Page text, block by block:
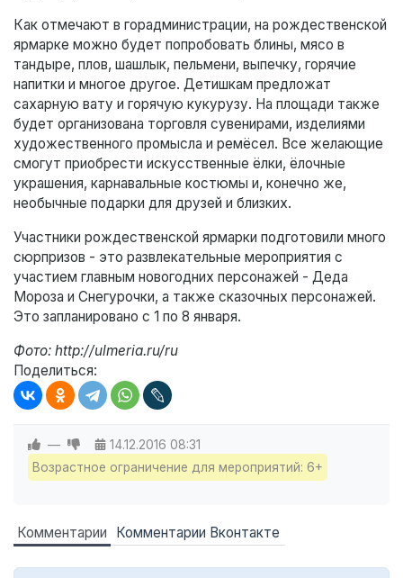
Как отмечают в горадминистрации, на рождественской
ярмарке можно будет попробовать блины, мясо в
тандыре, плов, шашлык, пельмени, выпечку, горячие
напитки и многое другое. Детишкам предложат
сахарную вату и горячую кукурузу. На площади также
будет организована торговля сувенирами, изделиями
художественного промысла и ремёсел. Все желающие
смогут приобрести искусственные ёлки, ёлочные
украшения, карнавальные костюмы и, конечно же,
необычные подарки для друзей и близких.
Участники рождественской ярмарки подготовили много
сюрпризов - это развлекательные мероприятия с
участием главным новогодних персонажей - Деда
Мороза и Снегурочки, а также сказочных персонажей.
Это запланировано с 1 по 8 января.
Фото: http://ulmeria.ru/ru
Поделиться:
— 14.12.2016 08:31
Возрастное ограничение для мероприятий: 6+
Комментарии Комментарии Вконтакте